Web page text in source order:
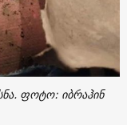
ფოტო: იბრაჰინ